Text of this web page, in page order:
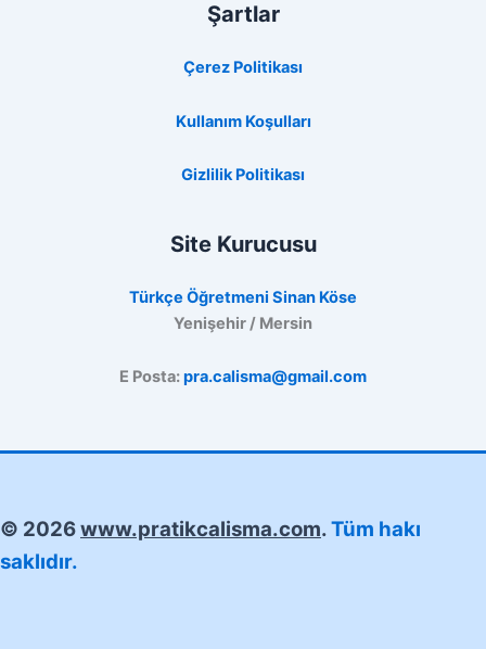
Şartlar
Çerez Politikası
Kullanım Koşulları
Gizlilik Politikası
Site Kurucusu
Türkçe Öğretmeni Sinan Köse
Yenişehir / Mersin
E Posta:pra.calisma@gmail.com
© 2026www.pratikcalisma.com.Tüm hakı
saklıdır.